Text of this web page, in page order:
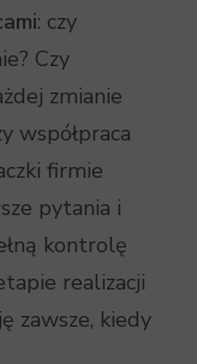
: czy
Czy
zmianie
współpraca
firmie
pytania i
kontrolę
realizacji
zawsze, kiedy